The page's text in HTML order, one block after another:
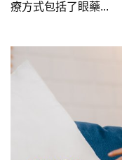
療方式包括了眼藥...